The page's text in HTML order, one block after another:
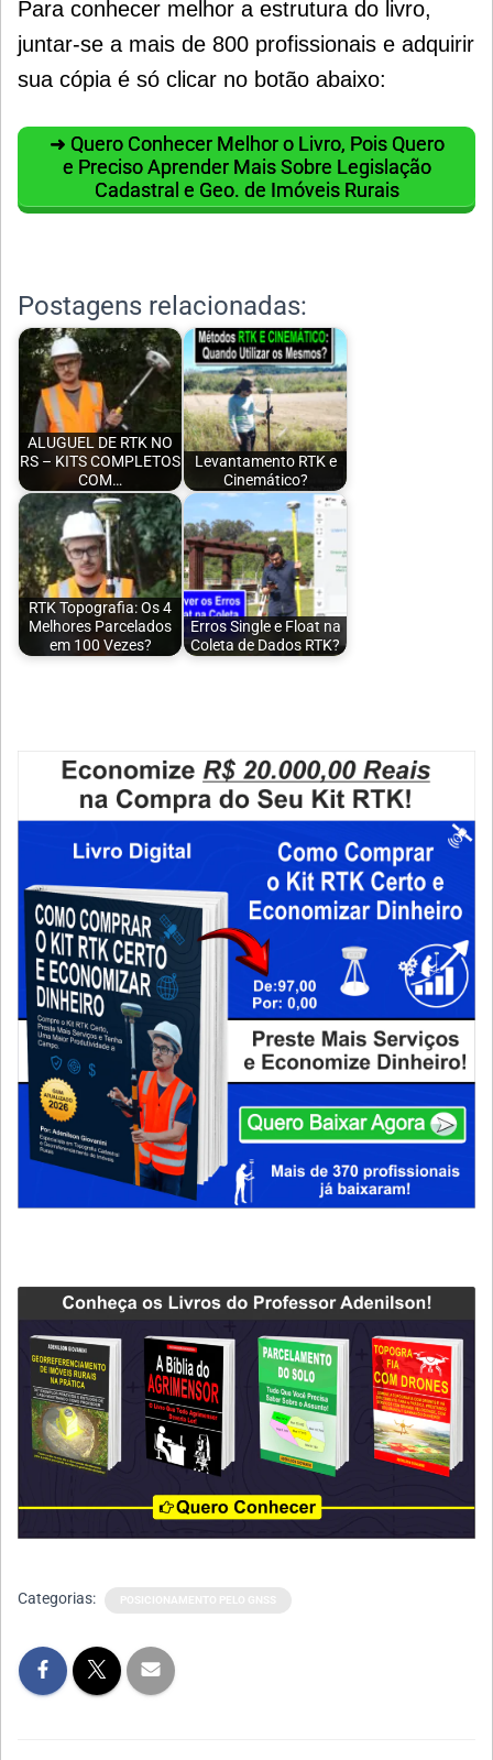
Para conhecer melhor a estrutura do livro,
juntar-se a mais de 800 profissionais e adquirir
sua cópia é só clicar no botão abaixo:
➜ Quero Conhecer Melhor o Livro, Pois Quero
e Preciso Aprender Mais Sobre Legislação
Cadastral e Geo. de Imóveis Rurais
Postagens relacionadas:
ALUGUEL DE RTK NO
RS – KITS COMPLETOS
COM…
Levantamento RTK e
Cinemático?
RTK Topografia: Os 4
Melhores Parcelados
em 100 Vezes?
Erros Single e Float na
Coleta de Dados RTK?
Categorias: